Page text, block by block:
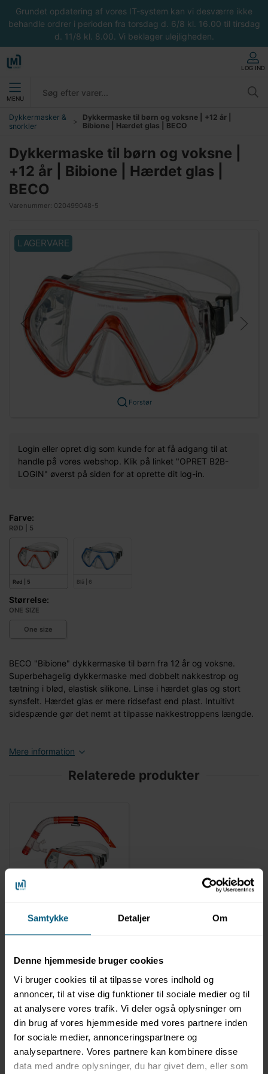
Samtykke Detaljer Om
Denne hjemmeside bruger cookies
Vi bruger cookies til at tilpasse vores indhold og
annoncer, til at vise dig funktioner til sociale medier og til
at analysere vores trafik. Vi deler også oplysninger om
din brug af vores hjemmeside med vores partnere inden
for sociale medier, annonceringspartnere og
analysepartnere. Vores partnere kan kombinere disse
data med andre oplysninger, du har givet dem, eller som
Grundet opdatering af vores IT-system kan vi desværre ikke
behandle ordrer i perioden fra torsdag d. 6/8 kl. 16.00 til tirsdag
d. 11/8 kl. 8.00. Vi beklager ulejligheden.
LOG IND
MENU
Dykkermasker &
snorkler
Dykkermaske til børn og voksne | +12 år |
Bibione | Hærdet glas | BECO
Dykkermaske til børn og voksne |
+12 år | Bibione | Hærdet glas |
BECO
Varenummer: 020499048-5
LAGERVARE
Forstør
Login eller opret dig som kunde for at få adgang til at
handle på vores webshop. Klik på linket "OPRET B2B-
LOGIN" øverst på siden for at oprette dit log-in.
Farve:
RØD | 5
Rød | 5 Blå | 6
Størrelse:
ONE SIZE
One size
BECO "Bibione" dykkermaske til børn fra 12 år og voksne.
Superbehagelig dykkermaske med dobbelt nakkestrop og
tætning i blød, elastisk silikone. Linse i hærdet glas og stort
synsfelt. Hærdet glas er mere ridsefast end plast. Intuitivt
sidespænde gør det nemt at tilpasse nakkestroppens længde.
Mere information
Relaterede produkter
LAGERVARE
voksne | +12 år | Bibione
| Hærdet glas | BECO
Information Specifikationer